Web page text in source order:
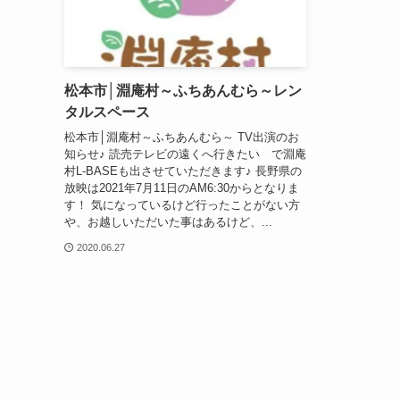
松本市│淵庵村～ふちあんむら～レン
タルスペース
松本市│淵庵村～ふちあんむら～ TV出演のお
知らせ♪ 読売テレビの遠くへ行きたい で淵庵
村L-BASEも出させていただきます♪ 長野県の
放映は2021年7月11日のAM6:30からとなりま
す！ 気になっているけど行ったことがない方
や、お越しいただいた事はあるけど、...
2020.06.27